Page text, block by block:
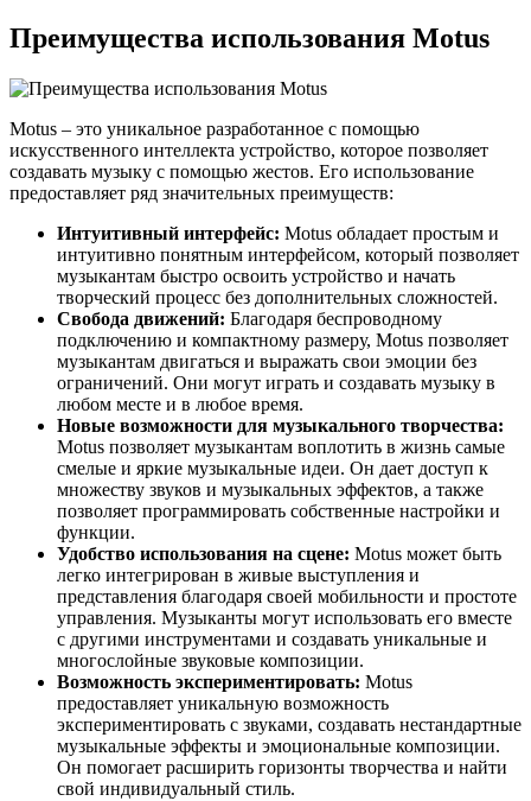
Преимущества использования Motus
Motus – это уникальное разработанное с помощью
искусственного интеллекта устройство, которое позволяет
создавать музыку с помощью жестов. Его использование
предоставляет ряд значительных преимуществ:
Интуитивный интерфейс: Motus обладает простым и
интуитивно понятным интерфейсом, который позволяет
музыкантам быстро освоить устройство и начать
творческий процесс без дополнительных сложностей.
Свобода движений: Благодаря беспроводному
подключению и компактному размеру, Motus позволяет
музыкантам двигаться и выражать свои эмоции без
ограничений. Они могут играть и создавать музыку в
любом месте и в любое время.
Новые возможности для музыкального творчества:
Motus позволяет музыкантам воплотить в жизнь самые
смелые и яркие музыкальные идеи. Он дает доступ к
множеству звуков и музыкальных эффектов, а также
позволяет программировать собственные настройки и
функции.
Удобство использования на сцене: Motus может быть
легко интегрирован в живые выступления и
представления благодаря своей мобильности и простоте
управления. Музыканты могут использовать его вместе
с другими инструментами и создавать уникальные и
многослойные звуковые композиции.
Возможность экспериментировать: Motus
предоставляет уникальную возможность
экспериментировать с звуками, создавать нестандартные
музыкальные эффекты и эмоциональные композиции.
Он помогает расширить горизонты творчества и найти
свой индивидуальный стиль.